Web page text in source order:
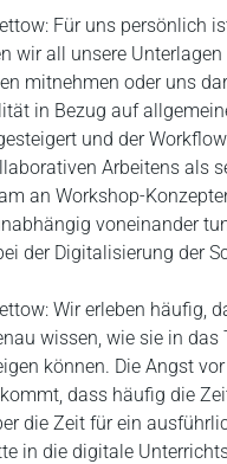
Für uns persönlich
wir all unsere
mitnehmen oder uns
in Bezug auf
und der
Arbeitens als
an Workshop-
voneinander
der Digitalisierung der
Wir erleben häufig,
wissen, wie sie in das
können. Die Angst
dass häufig die
die Zeit für ein
in die digitale